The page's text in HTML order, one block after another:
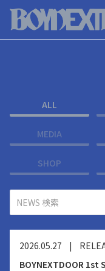
ALL
MEDIA
SHOP
2026.05.27 |
BOYNEXTDOOR 1st